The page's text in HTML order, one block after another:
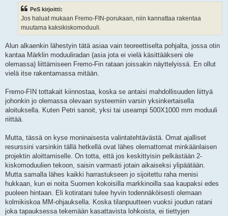
PeS kirjoitti:
Jos haluat mukaan Fremo-FIN-porukaan, niin kannattaa rakentaa
muutama kaksikiskomoduuli.
Alun alkaenkin lähestyin tätä asiaa vain teoreettiselta pohjalta, jossa otin
kantaa Märklin moduuliradan (asia jota ei vielä käsittääkseni ole
olemassa) liittämiseen Fremo-Fin rataan joissakin näyttelyissä. En ollut
vielä itse rakentamassa mitään.
Fremo-FIN tottakait kiinnostaa, koska se antaisi mahdollisuuden liittyä
johonkin jo olemassa olevaan systeemiin varsin yksinkertaisella
aloituksella. Kuten Petri sanoit, yksi tai useampi 500X1000 mm moduuli
riittää.
Mutta, tässä on kyse moninaisesta valintatehtävästä. Omat ajalliset
resurssini varsinkin tällä hetkellä ovat lähes olemattomat minkäänlaisen
projektin aloittamiselle. On totta, että jos keskittyisin pelkästään 2-
kiskomoduulien tekoon, saisin varmasti jotain aikaiseksi ylipäätään.
Mutta samalla lähes kaikki harrastukseen jo sijoitettu raha menisi
hukkaan, kun ei noita Suomen kokoisilla markkinoilla saa kaupaksi edes
puoleen hintaan. Eli kotiratani tulee hyvin todennäköisesti olemaan
kolmikiskoa MM-ohjauksella. Koska tilanpuutteen vuoksi joudun ratani
joka tapauksessa tekemään kasattavista lohkoista, ei tiettyjen